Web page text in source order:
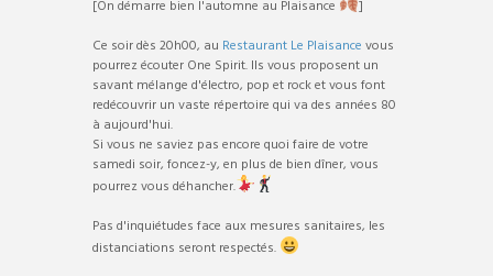
[On démarre bien l'automne au Plaisance
]
Ce soir dès 20h00, au Restaurant Le Plaisance vous
pourrez écouter One Spirit. Ils vous proposent un
savant mélange d'électro, pop et rock et vous font
redécouvrir un vaste répertoire qui va des années 80
à aujourd'hui.
Si vous ne saviez pas encore quoi faire de votre
samedi soir, foncez-y, en plus de bien dîner, vous
pourrez vous déhancher.
Pas d'inquiétudes face aux mesures sanitaires, les
distanciations seront respectés.